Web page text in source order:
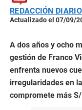
REDACCIÓN
Actualizado el 07/09/
A dos años y ocho
gestión de Franco
enfrenta nuevos
irregularidades en
compromete más